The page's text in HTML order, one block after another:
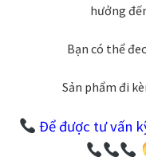
hưởng
Bạn có thể
Sản phẩm đi
Để được tư vấn